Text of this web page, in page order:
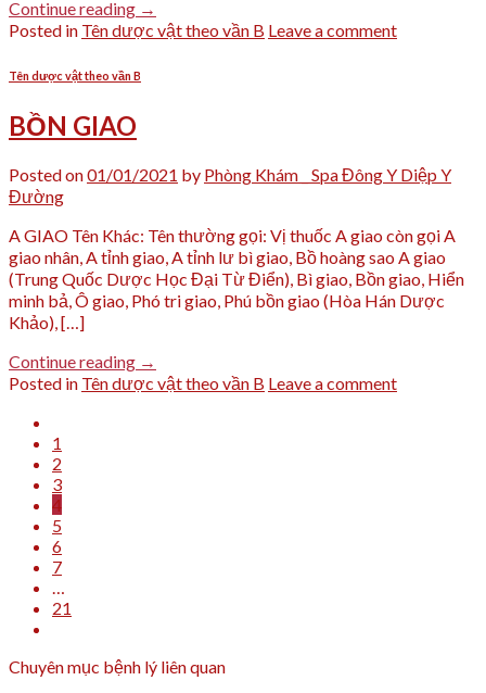
Continue reading →
Posted in Tên dược vật theo vần B Leave a comment
Tên dược vật theo vần B
BỒN GIAO
Posted on01/01/2021 by Phòng Khám _ Spa Đông Y Diệp Y
Đường
A GIAO Tên Khác: Tên thường gọi: Vị thuốc A giao còn gọi A
giao nhân, A tỉnh giao, A tỉnh lư bì giao, Bồ hoàng sao A giao
(Trung Quốc Dược Học Đại Từ Điển), Bì giao, Bồn giao, Hiển
minh bả, Ô giao, Phó tri giao, Phú bồn giao (Hòa Hán Dược
Khảo), […]
Continue reading →
Posted in Tên dược vật theo vần B Leave a comment
1
2
3
4
5
6
7
…
21
Chuyên mục bệnh lý liên quan